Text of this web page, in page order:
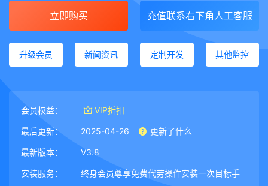
立即购买 充值联系右下角人工客服
升级会员 新闻资讯 定制开发 其他监控
会员权益： VIP折扣
最后更新： 2025-04-26 更新了什么
最新版本： V3.8
安装服务： 终身会员尊享免费代劳操作安装一次目标手